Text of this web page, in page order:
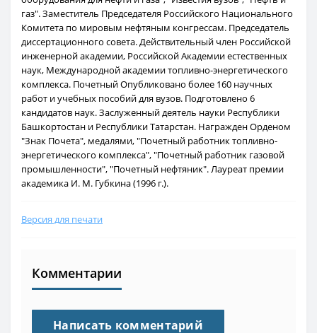
газ". Заместитель Председателя Российского Национального
Комитета по мировым нефтяным конгрессам. Председатель
диссертационного совета. Действительный член Российской
инженерной академии, Российской Академии естественных
наук, Международной академии топливно-энергетического
комплекса. Почетный Опубликовано более 160 научных
работ и учебных пособий для вузов. Подготовлено 6
кандидатов наук. Заслуженный деятель науки Республики
Башкортостан и Республики Татарстан. Награжден Орденом
"Знак Почета", медалями, "Почетный работник топливно-
энергетического комплекса", "Почетный работник газовой
промышленности", "Почетный нефтяник". Лауреат премии
академика И. М. Губкина (1996 г.).
Версия для печати
Комментарии
Написать комментарий